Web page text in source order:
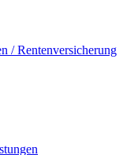
/ Rentenversicherung